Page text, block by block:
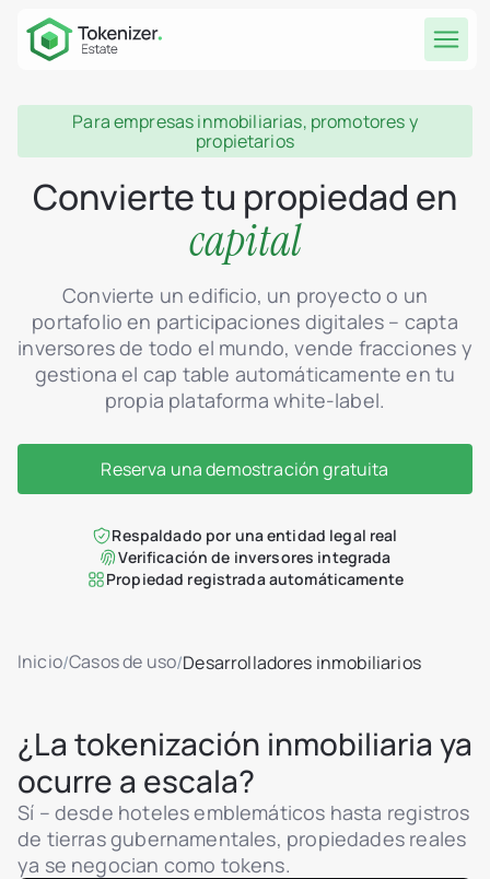
Para empresas inmobiliarias, promotores y
propietarios
Convierte tu propiedad en
capital
Convierte un edificio, un proyecto o un
portafolio en participaciones digitales – capta
inversores de todo el mundo, vende fracciones y
gestiona el cap table automáticamente en tu
propia plataforma white-label.
Reserva una demostración gratuita
Respaldado por una entidad legal real
Verificación de inversores integrada
Propiedad registrada automáticamente
Inicio/Casos de uso/Desarrolladores inmobiliarios
¿La tokenización inmobiliaria ya
ocurre a escala?
Sí – desde hoteles emblemáticos hasta registros
de tierras gubernamentales, propiedades reales
ya se negocian como tokens.